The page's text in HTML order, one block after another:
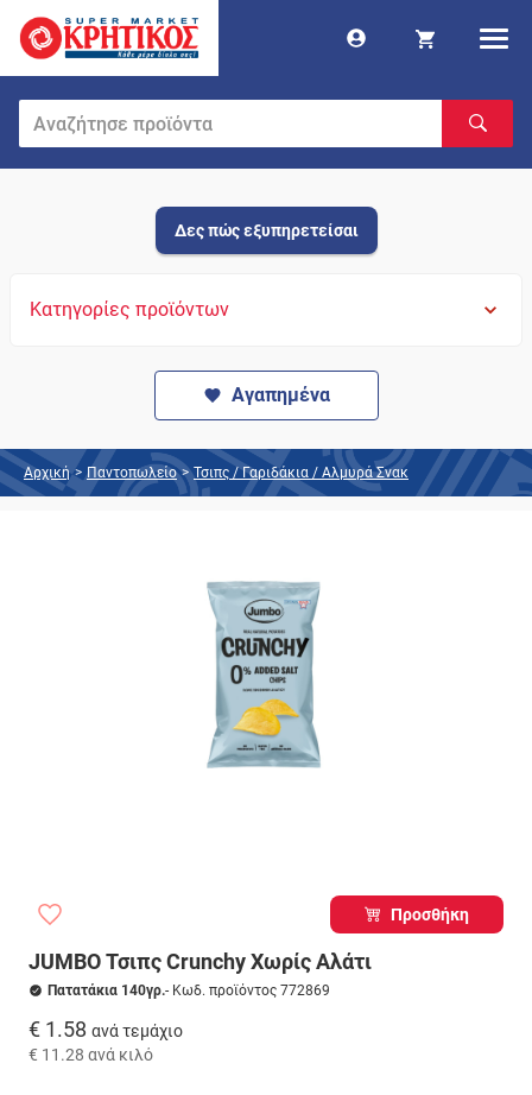
Δες πώς εξυπηρετείσαι
Κατηγορίες προϊόντων
Αγαπημένα
Αρχική > Παντοπωλείο > Τσιπς / Γαριδάκια / Αλμυρά Σνακ
Προσθήκη
JUMBO Τσιπς Crunchy Χωρίς Αλάτι
Πατατάκια 140γρ.- Κωδ. προϊόντος 772869
€ 1.58 ανά τεμάχιο
€ 11.28 ανά κιλό